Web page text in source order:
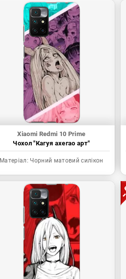
Xiaomi Redmi 10 Prime
Чохол "Кагуя ахегао арт"
Матеріал: Чорний матовий силікон